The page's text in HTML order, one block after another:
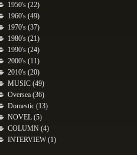
1950's (22)
1960's (49)
1970's (37)
1980's (21)
1990's (24)
2000's (11)
2010's (20)
MUSIC (49)
Oversea (36)
Domestic (13)
NOVEL (5)
COLUMN (4)
INTERVIEW (1)